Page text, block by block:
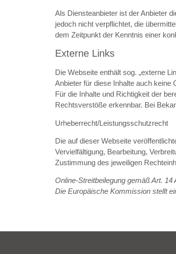
Als Diensteanbieter ist der Anbieter
jedoch nicht verpflichtet, die
dem Zeitpunkt der Kenntnis einer
Externe Links
Die Webseite enthält sog. „externe
Anbieter für diese Inhalte auch keine
Für die Inhalte und Richtigkeit der
Rechtsverstöße erkennbar. Bei
Urheberrecht/Leistungsschutzrecht
Die auf dieser Webseite
Vervielfältigung, Bearbeitung,
Zustimmung des jeweiligen
Online-Streitbeilegung gemäß Art. 14
Die Europäische Kommission stellt